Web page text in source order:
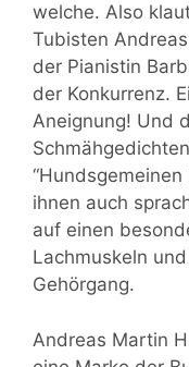
welche. Also
Tubisten
der Pianistin
der Konkurrenz.
Aneignung! Und
ihnen auch
auf einen
Lachmuskeln
Gehörgang.
Andreas Martin